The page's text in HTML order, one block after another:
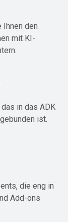
den
mit KI-
in das ADK
ist.
die eng in
Add-ons